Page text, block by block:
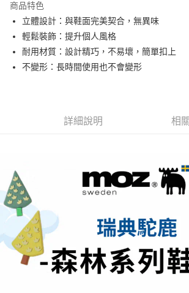
Google Pay
全盈+PAY
大哥付你分期
相關說明
流程，驗證手機門號後，選擇欲分期的期數、繳款截
消。如遇「轉專審核」未通過狀況，表示未達大哥付
法說明評估內容。
【繳款方式說明】
1.分期款項不併入電信帳單，「大哥付你分期」於每
醒簡訊。
2.透過簡訊連結打開帳單後，可選擇「超商條碼／台
帳／街口支付／iPASS MONEY」等通路繳費。
【注意事項】
1.本服務係由「台灣大哥大股份有限公司」（以下簡
用戶於交易時，得透過本服務購買商品或服務，並由
【關於「AFTEE先享後付」】
２．便利：只要手機號碼，簡訊認證，即可結帳。
３．安心：先確認商品／服務後，再付款。
【「AFTEE先享後付」結帳流程】
１．於結帳方式選擇「AFTEE先享後付」後，將跳轉
結帳頁面，進行簡訊認證並確認金額後，即可完成結帳
２．訂單成立數日內，您將收到繳費通知簡訊。
３．收到繳費通知簡訊後14天內，點擊此簡訊中的連
ATM／網路銀行／等多元方式進行付款，方視為交易
※ 請注意：結帳手續完成當下不需立刻繳費，但若您
付款後全家取貨
每筆NT$70，滿NT$899(含以上)免運費
付款後7-11取貨
每筆NT$70，滿NT$899(含以上)免運費
宅配
商品特色
立體設計：與鞋面完美契合，無異味
輕鬆裝飾：提升個人風格
耐用材質：設計精巧，不易壞，簡單扣上
不變形：長時間使用也不會變形
詳細說明 相